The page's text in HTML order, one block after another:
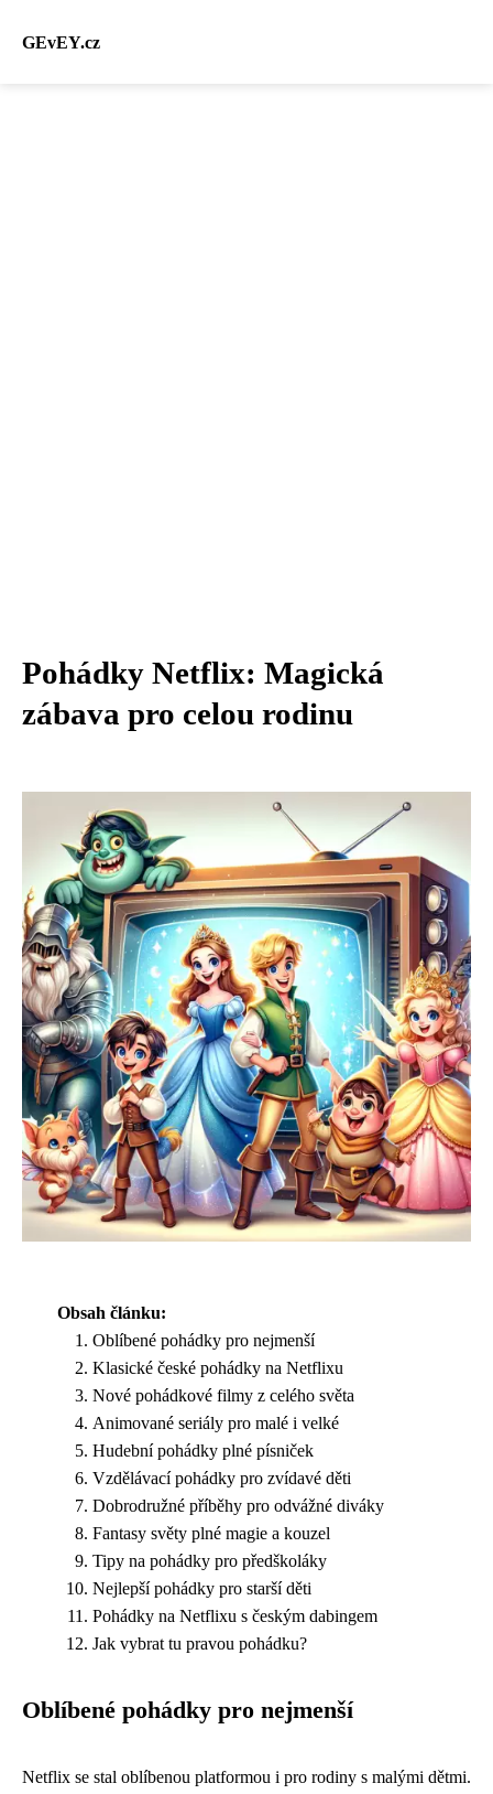
GEvEY.cz
Pohádky Netflix: Magická
zábava pro celou rodinu
Obsah článku:
Oblíbené pohádky pro nejmenší
Klasické české pohádky na Netflixu
Nové pohádkové filmy z celého světa
Animované seriály pro malé i velké
Hudební pohádky plné písniček
Vzdělávací pohádky pro zvídavé děti
Dobrodružné příběhy pro odvážné diváky
Fantasy světy plné magie a kouzel
Tipy na pohádky pro předškoláky
Nejlepší pohádky pro starší děti
Pohádky na Netflixu s českým dabingem
Jak vybrat tu pravou pohádku?
Oblíbené pohádky pro nejmenší
Netflix se stal oblíbenou platformou i pro rodiny s malými dětmi.